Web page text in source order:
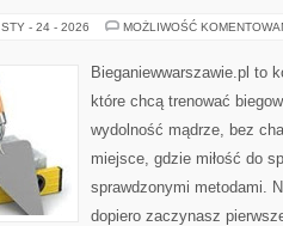
STY - 24 - 2026 MOŻLIWOŚĆ
Bieganiewwarszawie.pl to
które chcą trenować
wydolność mądrze, bez
miejsce, gdzie miłość do
sprawdzonymi metodami.
dopiero zaczynasz